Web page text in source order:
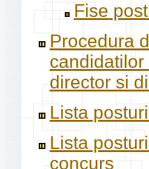
Fise
Procedura
director si
Lista
Lista
concurs